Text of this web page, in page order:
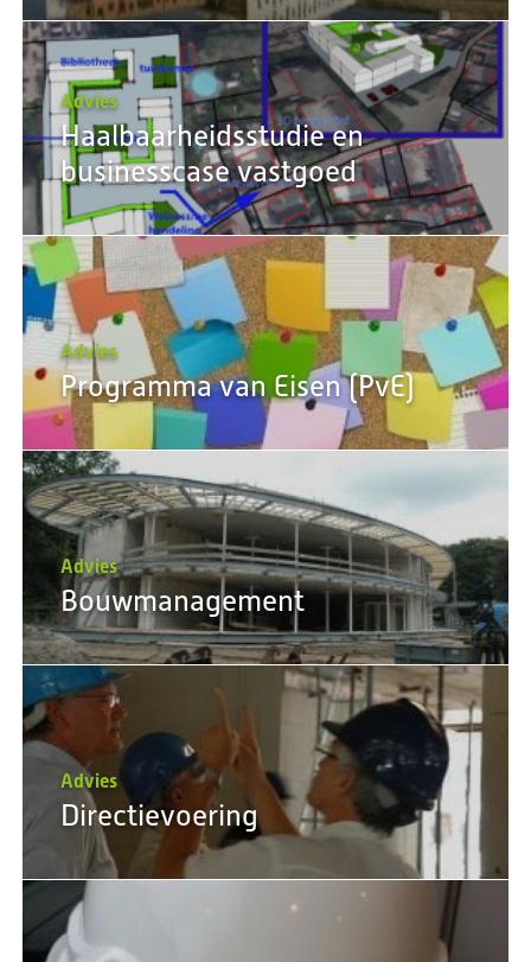
Advies
Haalbaarheidsstudie en
businesscase vastgoed
Advies
Programma van Eisen (PvE)
Advies
Bouwmanagement
Advies
Directievoering